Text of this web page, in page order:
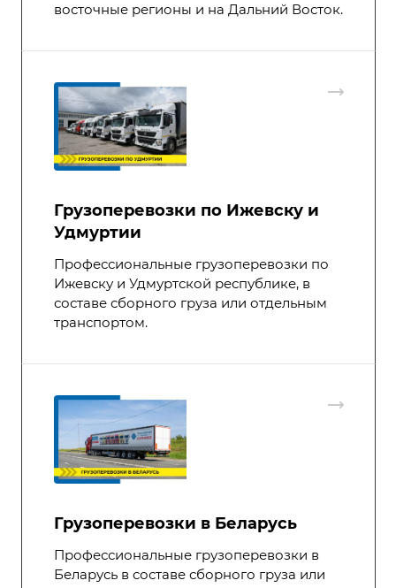
восточные регионы и на Дальний Восток.
Грузоперевозки по Ижевску и
Удмуртии
Профессиональные грузоперевозки по
Ижевску и Удмуртской республике, в
составе сборного груза или отдельным
транспортом.
Грузоперевозки в Беларусь
Профессиональные грузоперевозки в
Беларусь в составе сборного груза или